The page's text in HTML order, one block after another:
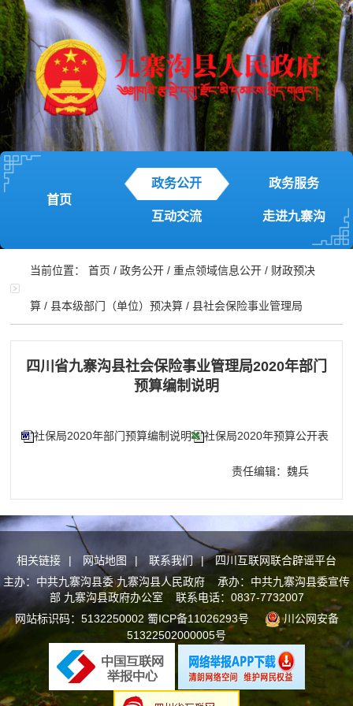
首页
政务公开 政务服务
互动交流 走进九寨沟
当前位置：首页 /政务公开 /重点领域信息公开 / 财政预决
算 /县本级部门（单位）预决算 /县社会保险事业管理局
四川省九寨沟县社会保险事业管理局2020年部门
预算编制说明
社保局2020年部门预算编制说明 社保局2020年预算公开表
责任编辑：魏兵
相关链接 | 网站地图 | 联系我们 |
四川互联网联合辟谣平台
主办：中共九寨沟县委 九寨沟县人民政府 承办：中共九寨沟县委宣传
部 九寨沟县政府办公室 联系电话：0837-7732007
网站标识码：5132250002 蜀ICP备11026293号
川公网安备
51322502000005号